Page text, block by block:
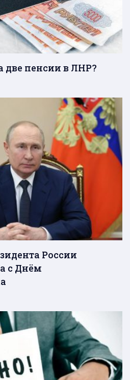
две пенсии в ЛНР?
России
с Днём